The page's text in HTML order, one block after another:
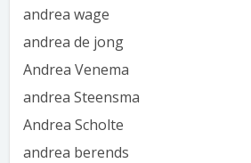
andrea wage
andrea de jong
Andrea Venema
andrea Steensma
Andrea Scholte
andrea berends